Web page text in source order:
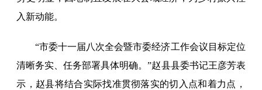
入新动能。
“市委十一届八次全会暨市委经济工作会议目标定位
清晰务实、任务部署具体明确。”赵县县委书记王彦芳表
示，赵县将结合实际找准贯彻落实的切入点和着力点，